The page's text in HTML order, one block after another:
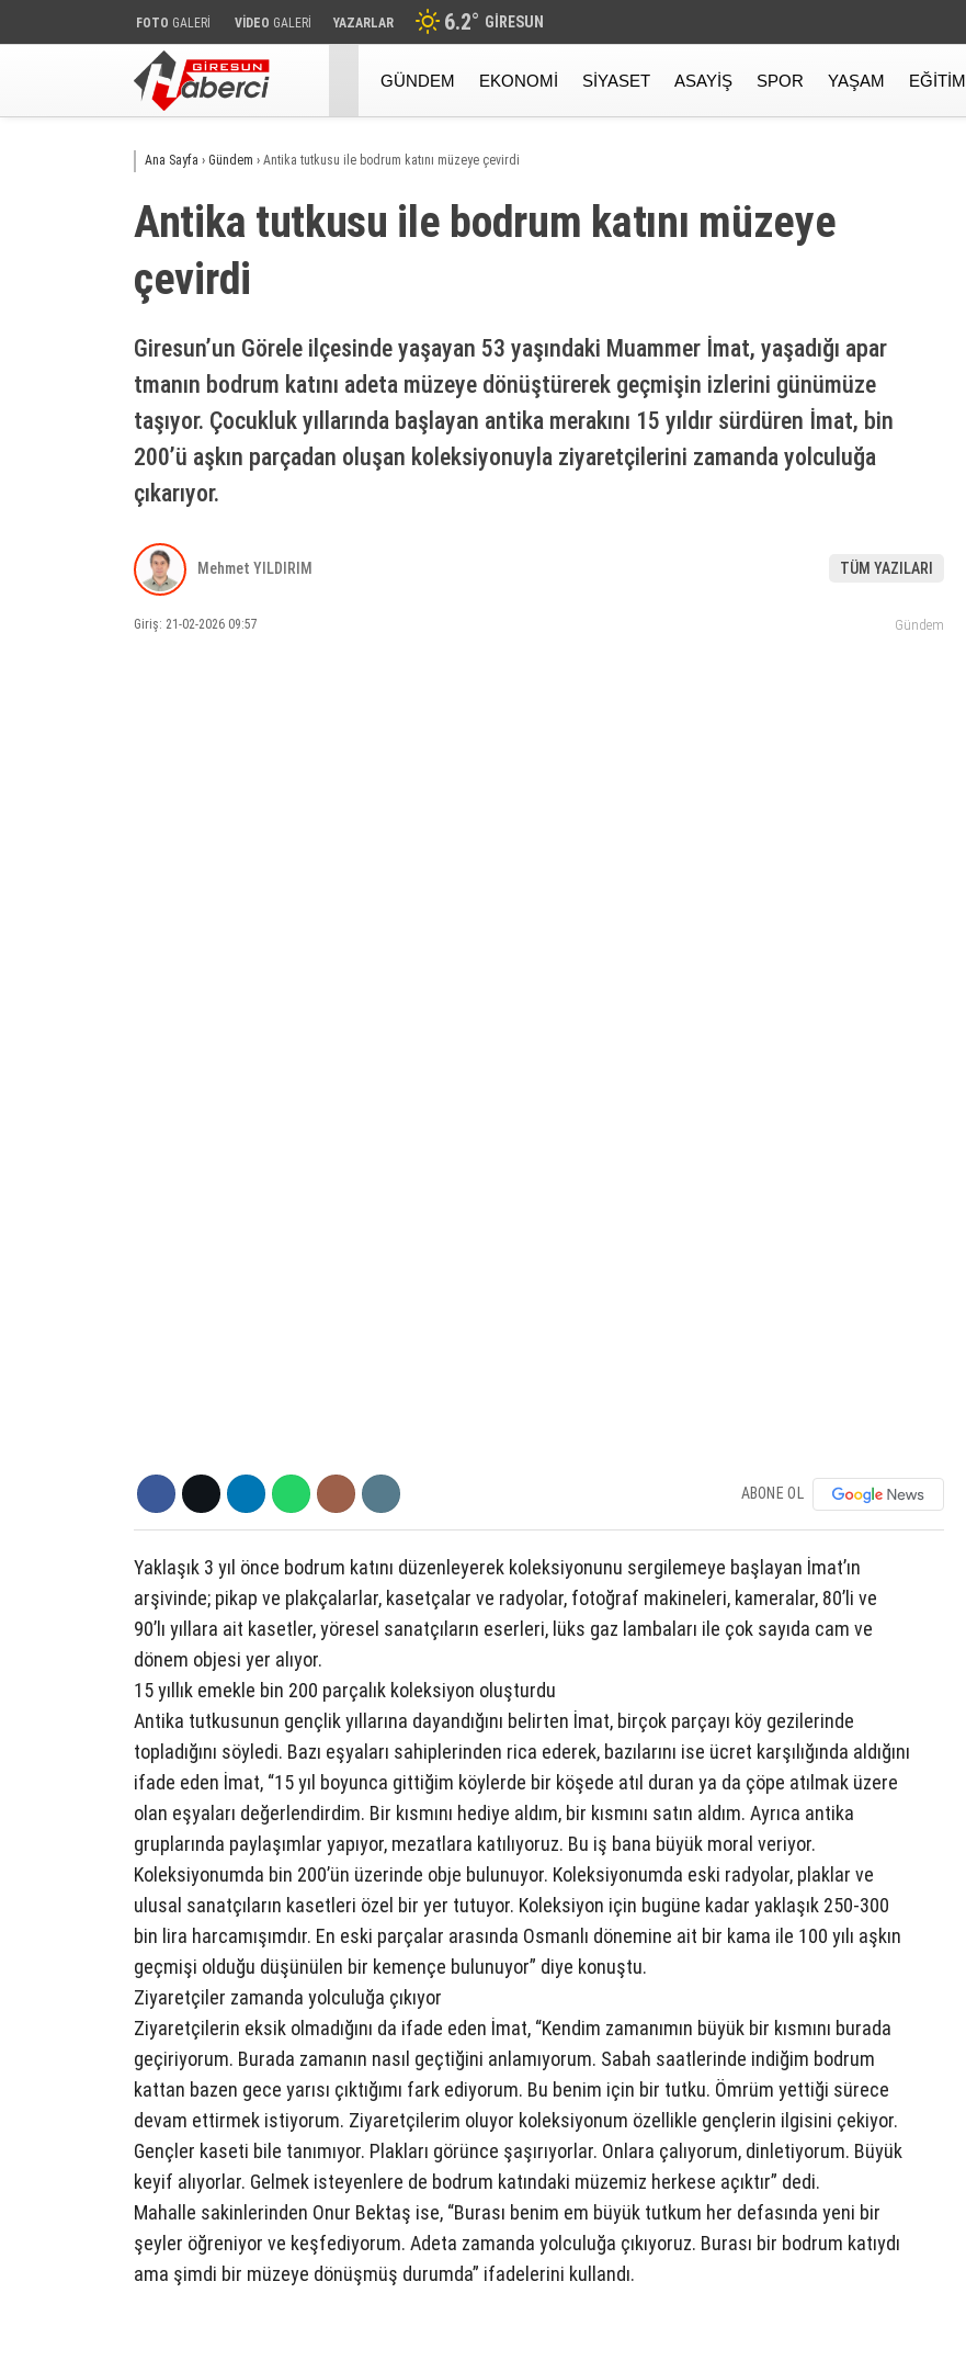
FOTO GALERİ VİDEO GALERİ YAZARLAR 6.2° GIRESUN
GÜNDEM EKONOMI SIYASET ASAYIŞ SPOR YAŞAM EĞITIM
Ana Sayfa › Gündem › Antika tutkusu ile bodrum katını müzeye çevirdi
Antika tutkusu ile bodrum katını müzeye
çevirdi
Giresun’un Görele ilçesinde yaşayan 53 yaşındaki Muammer İmat, yaşadığı apar
tmanın bodrum katını adeta müzeye dönüştürerek geçmişin izlerini günümüze
taşıyor. Çocukluk yıllarında başlayan antika merakını 15 yıldır sürdüren İmat, bin
200’ü aşkın parçadan oluşan koleksiyonuyla ziyaretçilerini zamanda yolculuğa
çıkarıyor.
Mehmet YILDIRIM TÜM YAZILARI
Giriş: 21-02-2026 09:57 Gündem
ABONE OL
Yaklaşık 3 yıl önce bodrum katını düzenleyerek koleksiyonunu sergilemeye başlayan İmat’ın
arşivinde; pikap ve plakçalarlar, kasetçalar ve radyolar, fotoğraf makineleri, kameralar, 80’li ve
90’lı yıllara ait kasetler, yöresel sanatçıların eserleri, lüks gaz lambaları ile çok sayıda cam ve
dönem objesi yer alıyor.
15 yıllık emekle bin 200 parçalık koleksiyon oluşturdu
Antika tutkusunun gençlik yıllarına dayandığını belirten İmat, birçok parçayı köy gezilerinde
topladığını söyledi. Bazı eşyaları sahiplerinden rica ederek, bazılarını ise ücret karşılığında aldığını
ifade eden İmat, “15 yıl boyunca gittiğim köylerde bir köşede atıl duran ya da çöpe atılmak üzere
olan eşyaları değerlendirdim. Bir kısmını hediye aldım, bir kısmını satın aldım. Ayrıca antika
gruplarında paylaşımlar yapıyor, mezatlara katılıyoruz. Bu iş bana büyük moral veriyor.
Koleksiyonumda bin 200’ün üzerinde obje bulunuyor. Koleksiyonumda eski radyolar, plaklar ve
ulusal sanatçıların kasetleri özel bir yer tutuyor. Koleksiyon için bugüne kadar yaklaşık 250-300
bin lira harcamışımdır. En eski parçalar arasında Osmanlı dönemine ait bir kama ile 100 yılı aşkın
geçmişi olduğu düşünülen bir kemençe bulunuyor” diye konuştu.
Ziyaretçiler zamanda yolculuğa çıkıyor
Ziyaretçilerin eksik olmadığını da ifade eden İmat, “Kendim zamanımın büyük bir kısmını burada
geçiriyorum. Burada zamanın nasıl geçtiğini anlamıyorum. Sabah saatlerinde indiğim bodrum
kattan bazen gece yarısı çıktığımı fark ediyorum. Bu benim için bir tutku. Ömrüm yettiği sürece
devam ettirmek istiyorum. Ziyaretçilerim oluyor koleksiyonum özellikle gençlerin ilgisini çekiyor.
Gençler kaseti bile tanımıyor. Plakları görünce şaşırıyorlar. Onlara çalıyorum, dinletiyorum. Büyük
keyif alıyorlar. Gelmek isteyenlere de bodrum katındaki müzemiz herkese açıktır” dedi.
Mahalle sakinlerinden Onur Bektaş ise, “Burası benim em büyük tutkum her defasında yeni bir
şeyler öğreniyor ve keşfediyorum. Adeta zamanda yolculuğa çıkıyoruz. Burası bir bodrum katıydı
ama şimdi bir müzeye dönüşmüş durumda” ifadelerini kullandı.